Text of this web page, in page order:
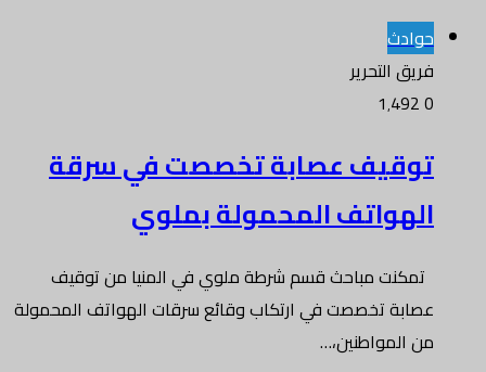
حوادث
فريق التحرير
0
توقيف عصابة تخصصت في سرقة
الهواتف المحمولة بملوي
تمكنت مباحث قسم شرطة ملوي في المنيا من توقيف
عصابة تخصصت في ارتكاب وقائع سرقات الهواتف المحمولة
من المواطنين،…